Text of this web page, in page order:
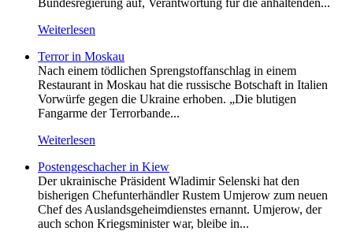
Weiterlesen
Terror in Moskau
Nach einem tödlichen Sprengstoffanschlag in einem
Restaurant in Moskau hat die russische Botschaft in Italien
Vorwürfe gegen die Ukraine erhoben. „Die blutigen
Fangarme der Terrorbande...
Weiterlesen
Postengeschacher in Kiew
Der ukrainische Präsident Wladimir Selenski hat den
bisherigen Chefunterhändler Rustem Umjerow zum neuen
Chef des Auslandsgeheimdienstes ernannt. Umjerow, der
auch schon Kriegsminister war, bleibe in...